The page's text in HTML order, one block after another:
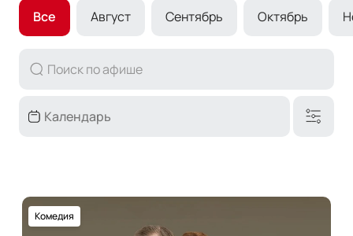
Все Август Сентябрь Октябрь
Комедия